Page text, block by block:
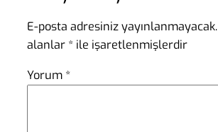
E-posta adresiniz yayınlanmayacak.
alanlar * ile işaretlenmişlerdir
Yorum *